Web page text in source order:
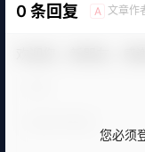
0 条回复 A 文章作
您必须